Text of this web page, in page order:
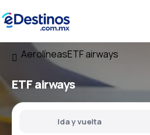
AerolíneasETF airways
ETF airways
Ida y vuelta